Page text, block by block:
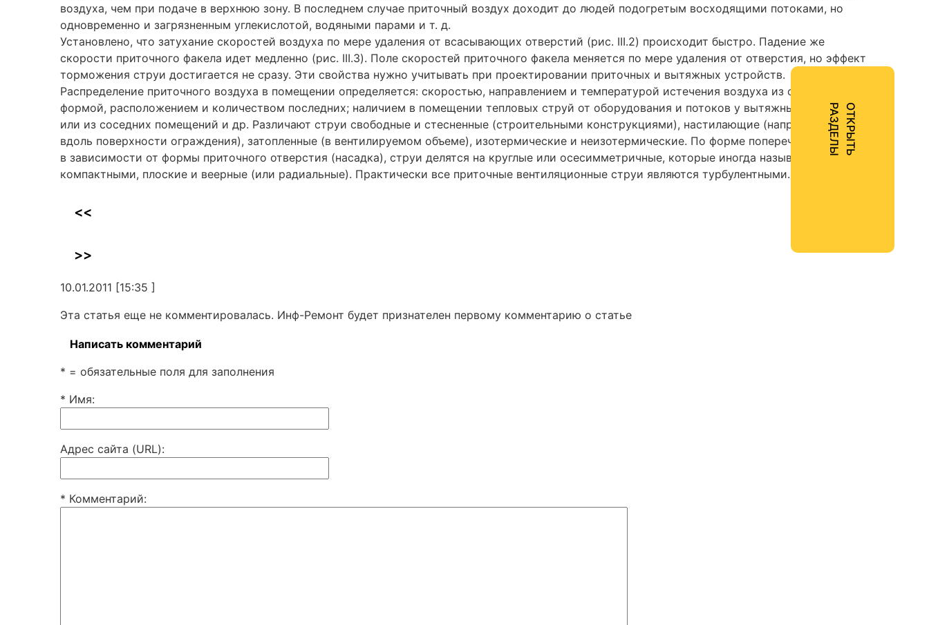
воздуха, чем при подаче в верхнюю зону. В последнем случае приточный воздух доходит до людей подогретым восходящими потоками, но
одновременно и загрязненным углекислотой, водяными парами и т. д.
Установлено, что затухание скоростей воздуха по мере удаления от всасывающих отверстий (рис. III.2) происходит быстро. Падение же
скорости приточного факела идет медленно (рис. III.3). Поле скоростей приточного факела меняется по мере удаления от отверстия, но эффект
торможения струи достигается не сразу. Эти свойства нужно учитывать при проектировании приточных и вытяжных устройств.
Распределение приточного воздуха в помещении определяется: скоростью, направлением и температурой истечения воздуха из отверстий;
формой, расположением и количеством последних; наличием в помещении тепловых струй от оборудования и потоков у вытяжных отверстий
или из соседних помещений и др. Различают струи свободные и стесненные (строительными конструкциями), настилающие (направленные
вдоль поверхности ограждения), затопленные (в вентилируемом объеме), изотермические и неизотермические. По форме поперечного сечения,
в зависимости от формы приточного отверстия (насадка), струи делятся на круглые или осесимметричные, которые иногда называют
компактными, плоские и веерные (или радиальные). Практически все приточные вентиляционные струи являются турбулентными.
<<
>>
10.01.2011 [15:35 ]
Эта статья еще не комментировалась. Инф-Ремонт будет признателен первому комментарию о статье
Написать комментарий
* = обязательные поля для заполнения
* Имя:
Адрес сайта (URL):
* Комментарий:
О
Т
К
Р
Ы
Т
Ь
Р
А
З
Д
Е
Л
Ы